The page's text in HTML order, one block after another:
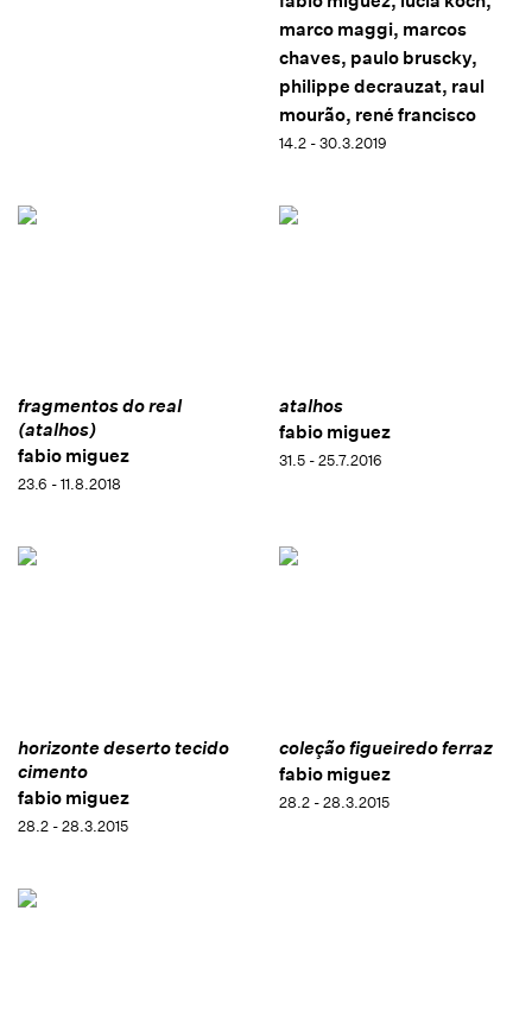
marco maggi, marcos
chaves, paulo bruscky,
philippe decrauzat, raul
mourão, rené francisco
14.2 - 30.3.2019
fragmentos do real
(atalhos)
fabio miguez
23.6 - 11.8.2018
atalhos
fabio miguez
31.5 - 25.7.2016
horizonte deserto tecido
cimento
fabio miguez
28.2 - 28.3.2015
coleção figueiredo ferraz
fabio miguez
28.2 - 28.3.2015